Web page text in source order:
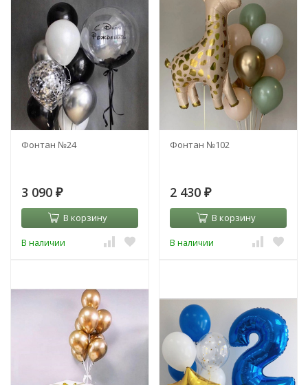
Фонтан №24
3 090 ₽
В корзину
В наличии
Фонтан №102
2 430 ₽
В корзину
В наличии